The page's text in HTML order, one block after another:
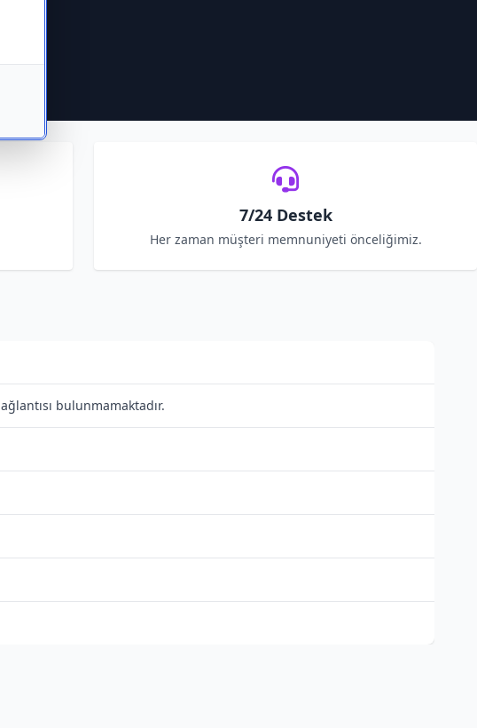
7/24 Destek
Her zaman müşteri memnuniyeti önceliğimiz.
bulunmamaktadır.